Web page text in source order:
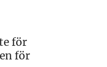
för
för